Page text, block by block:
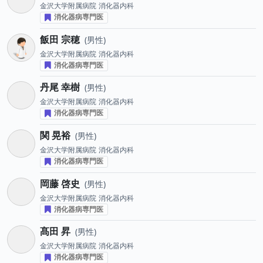
金沢大学附属病院 消化器内科
消化器病専門医
飯田 宗穂 男性
金沢大学附属病院 消化器内科
消化器病専門医
丹尾 幸樹 男性
金沢大学附属病院 消化器内科
消化器病専門医
関 晃裕 男性
金沢大学附属病院 消化器内科
消化器病専門医
岡藤 啓史 男性
金沢大学附属病院 消化器内科
消化器病専門医
髙田 昇 男性
金沢大学附属病院 消化器内科
消化器病専門医